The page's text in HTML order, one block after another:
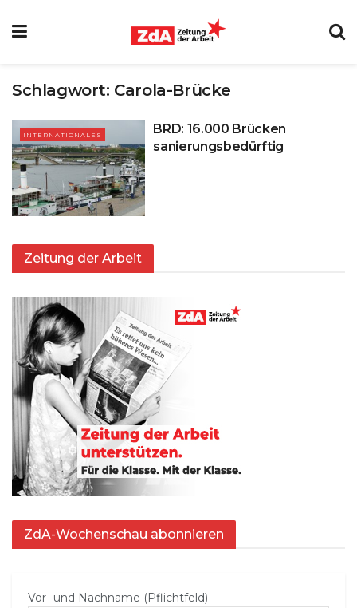
Schlagwort: Carola-Brücke
INTERNATIONALES
BRD: 16.000 Brücken
sanierungsbedürftig
Zeitung der Arbeit
ZdA-Wochenschau abonnieren
Vor- und Nachname (Pflichtfeld)